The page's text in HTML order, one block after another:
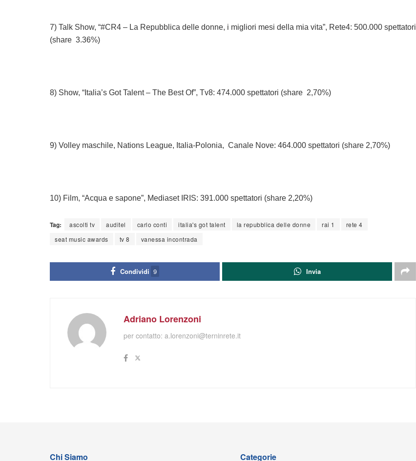
7) Talk Show, “#CR4 – La Repubblica delle donne, i migliori mesi della mia vita”, Rete4: 500.000 spettatori
(share 3.36%)
8) Show, “Italia’s Got Talent – The Best Of”, Tv8: 474.000 spettatori (share 2,70%)
9) Volley maschile, Nations League, Italia-Polonia, Canale Nove: 464.000 spettatori (share 2,70%)
10) Film, “Acqua e sapone”, Mediaset IRIS: 391.000 spettatori (share 2,20%)
Tag: ascolti tv auditel carlo conti italia's got talent la repubblica delle donne rai 1
rete 4
seat music awards
tv 8 vanessa incontrada
Condividi 9 Invia
Adriano Lorenzoni
per contatto: a.lorenzoni@terninrete.it
Chi Siamo Categorie